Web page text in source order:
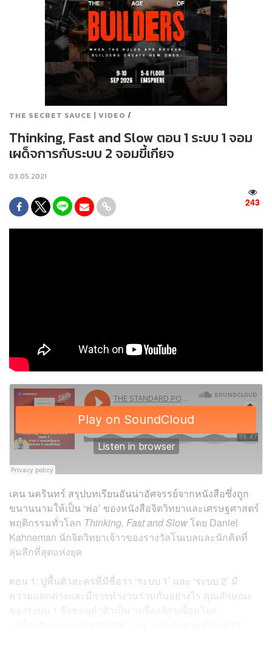
THE SECRET SAUCE | VIDEO /
Thinking, Fast and Slow ตอน 1 ระบบ 1 จอม
เผด็จการกับระบบ 2 จอมขี้เกียจ
03.05.2021
243
เคน นครินทร์ สรุปบทเรียนอันน่าอัศจรรย์จากหนังสือซึ่งถูก
ขนานนามให้เป็น ‘พ่อ’ ของหนังสือจิตวิทยาและเศรษฐศาสตร์
พฤติกรรมทั่วโลก Thinking, Fast and Slowโดย Daniel
Kahneman นักจิตวิทยาเจ้าาของรางวัลโนเบลและนักคิดที่
ลุ่มลึกที่สุดแห่งยุค
ตอน 1: ปูพื้นตัวละครที่มีชื่อว่า ‘ระบบ 1’ และ ‘ระบบ 2’ มี
ความแตกต่างและมีการทำงานร่วมกันอย่างไร คุณลักษณะ